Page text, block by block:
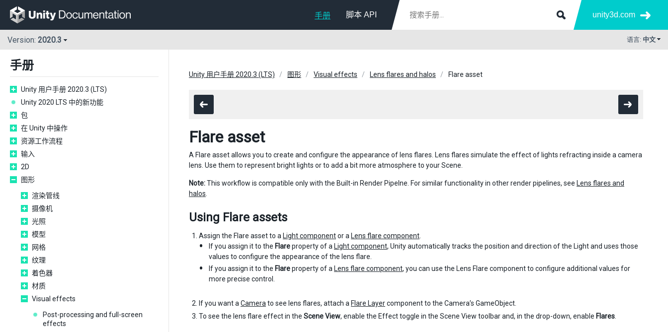
手册 脚本 API unity3d.com
Version: 2020.3 语言: 中文
手册
Unity 用户手册 2020.3 (LTS)
Unity 2020 LTS 中的新功能
包
在 Unity 中操作
资源工作流程
输入
2D
图形
渲染管线
摄像机
光照
模型
网格
纹理
着色器
材质
Visual effects
Post-processing and full-screen
effects
Unity 用户手册 2020.3 (LTS) 图形 Visual effects Lens flares and halos Flare asset
Flare asset
A Flare asset allows you to create and configure the appearance of lens flares. Lens flares simulate the effect of lights refracting inside a camera
lens. Use them to represent bright lights or to add a bit more atmosphere to your Scene.
Note:This workflow is compatible only with the Built-in Render Pipelne. For similar functionality in other render pipelines, see Lens flares and
halos
Using Flare assets
Assign the Flare asset to a Light componentor a Lens flare component
If you assign it to the Flareproperty of a Light component, Unity automatically tracks the position and direction of the Light and uses those
values to configure the appearance of the lens flare.
If you assign it to the Flareproperty of a Lens flare component, you can use the Lens Flare component to configure additional values for
more precise control.
If you want a Camera to see lens flares, attach a Flare Layercomponent to the Camera’s GameObject.
To see the lens flare effect in the Scene View, enable the Effect toggle in the Scene View toolbar and, in the drop-down, enable Flares